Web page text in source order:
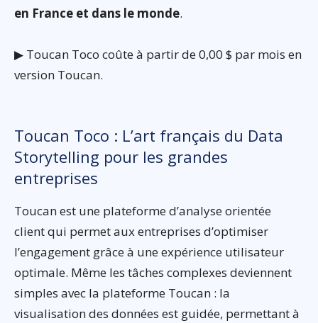
en France et dans le monde.
▶ Toucan Toco coûte à partir de 0,00 $ par mois en
version Toucan.
Toucan Toco : L’art français du Data
Storytelling pour les grandes
entreprises
Toucan est une plateforme d’analyse orientée
client qui permet aux entreprises d’optimiser
l’engagement grâce à une expérience utilisateur
optimale. Même les tâches complexes deviennent
simples avec la plateforme Toucan : la
visualisation des données est guidée, permettant à